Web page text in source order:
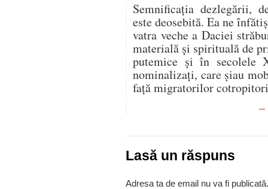
Semnificaţia dezlegării,
este deosebită. Ea ne
vatra veche a Daciei
materială şi spirituală de
putemice şi în secolele
nominalizaţi, care şiau
faţă migratorilor
–
Lasă un răspuns
Adresa ta de email nu va fi publicată.